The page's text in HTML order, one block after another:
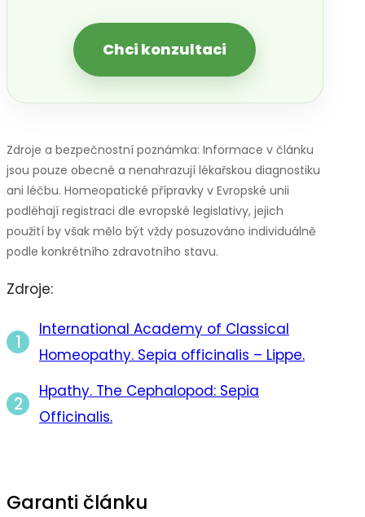
Chci konzultaci
Zdroje a bezpečnostní poznámka: Informace v článku
jsou pouze obecné a nenahrazují lékařskou diagnostiku
ani léčbu. Homeopatické přípravky v Evropské unii
podléhají registraci dle evropské legislativy, jejich
použití by však mělo být vždy posuzováno individuálně
podle konkrétního zdravotního stavu.
Zdroje:
International Academy of Classical
Homeopathy. Sepia officinalis – Lippe.
Hpathy. The Cephalopod: Sepia
Officinalis.
Garanti článku